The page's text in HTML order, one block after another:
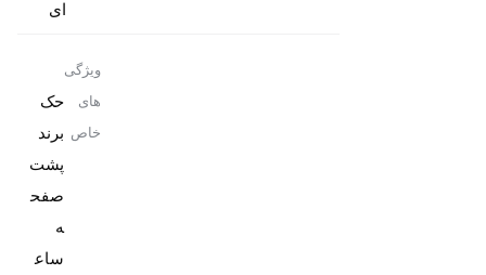
ای
ویژگی
های
خاص
حک
برند
پشت
صفح
ه
ساع